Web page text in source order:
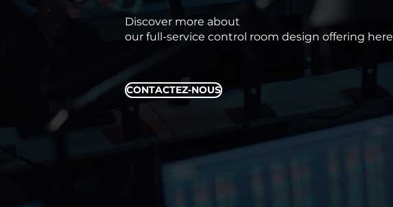
Discover more about
our full-service control room design offering here
CONTACTEZ-NOUS